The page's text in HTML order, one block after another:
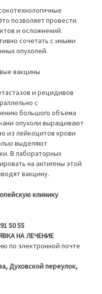
позволяет провести
и осложнений.
сочетать с иными
опухолей.
вакцины
и рецидивов
с
большого объема
опухоли выращивают
из лейкоцитов крови
выделяют
В лабораторных
на антигены этой
вакцину.
клинику
50 55
НА ЛЕЧЕНИЕ
по электронной почте
Духовской переулок,